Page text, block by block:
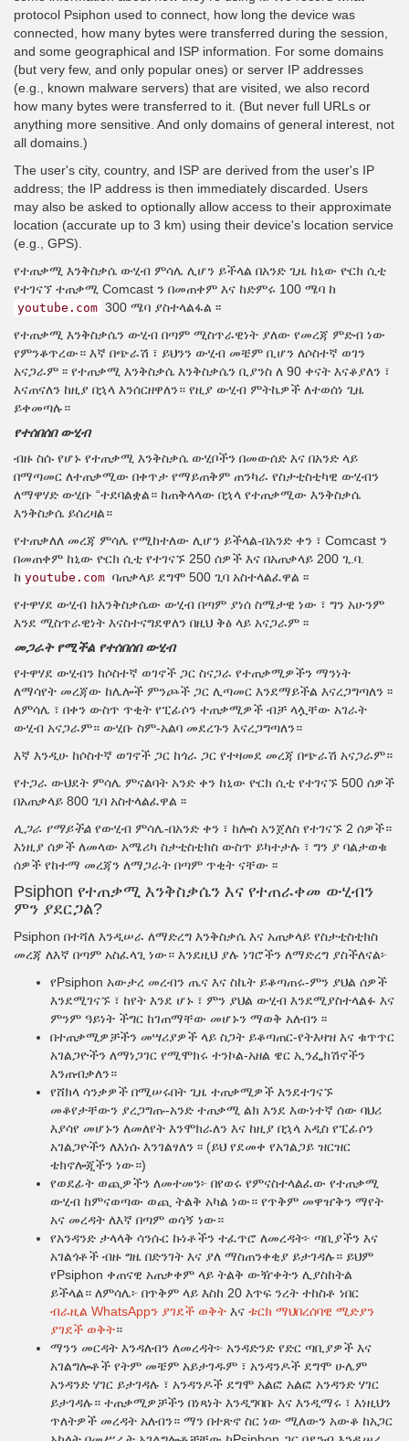
protocol Psiphon used to connect, how long the device was
connected, how many bytes were transferred during the session,
and some geographical and ISP information. For some domains
(but very few, and only popular ones) or server IP addresses
(e.g., known malware servers) that are visited, we also record
how many bytes were transferred to it. (But never full URLs or
anything more sensitive. And only domains of general interest, not
all domains.)
The user's city, country, and ISP are derived from the user's IP
address; the IP address is then immediately discarded. Users
may also be asked to optionally allow access to their approximate
location (accurate up to 3 km) using their device's location service
(e.g., GPS).
የተጠቃሚ እንቅስቃሴ ውሂብ ምሳሌ ሊሆን ይችላል በአንድ ጊዜ ከኒው ዮርክ ሲቲ
የተገናኘ ተጠቃሚ Comcast ን በመጠቀም እና ከድምሩ 100 ሜባ ከ
youtube.com 300 ሜባ ያስተላልፋል ፡፡
የተጠቃሚ እንቅስቃሴን ውሂብ በጣም ሚስጥራዊነት ያለው የመረጃ ምድብ ነው
የምንቆጥረው። እኛ በጭራሽ ፣ ይህንን ውሂብ መቼም ቢሆን ለሶስተኛ ወገን
አናጋራም ፡፡ የተጠቃሚ እንቅስቃሴ እንቅስቃሴን ቢያንስ ለ 90 ቀናት እናቆያለን ፣
እናጠናለን ከዚያ በኋላ እንሰርዘዋለን። የዚያ ውሂብ ምትኬዎች ለተወሰነ ጊዜ
ይቀመጣሉ።
የተሰበሰበ ውሂብ
ብዙ ስሱ የሆኑ የተጠቃሚ እንቅስቃሴ ውሂቦችን በመውሰድ እና በአንድ ላይ
በማጣመር ለተጠቃሚው በቀጥታ የማይጠቅም ጠንካራ የስታቲስቲካዊ ውሂብን
ለማዋሃድ ውሂቡ “ተደባልቋል። ከጠቅላላው በኋላ የተጠቃሚው እንቅስቃሴ
እንቅስቃሴ ይሰረዛል።
የተጠቃለለ መረጃ ምሳሌ የሚከተለው ሊሆን ይችላል-በአንድ ቀን ፣ Comcast ን
በመጠቀም ከኒው ዮርክ ሲቲ የተገናኙ 250 ሰዎች እና በአጠቃላይ 200 ጊ.ባ.
ከ youtube.com ባጠቃላይ ደግሞ 500 ጊባ አስተላልፈዋል ፡፡
የተዋሃደ ውሂብ ከእንቅስቃሴው ውሂብ በጣም ያነሰ ስሜታዊ ነው ፣ ግን አሁንም
እንደ ሚስጥራዊነት እናስተናግደዋለን በዚህ ቅፅ ላይ አናጋራም ፡፡
መጋራት የሚችል የተሰበሰበ ውሂብ
የተዋሃደ ውሂብን ከሶስተኛ ወገኖች ጋር ስናጋራ የተጠቃሚዎችን ማንነት
ለማሳየት መረጃው ከሌሎች ምንጮች ጋር ሊጣመር እንደማይችል እናረጋግጣለን ፡፡
ለምሳሌ ፣ በቀን ውስጥ ጥቂት የፒፊሶን ተጠቃሚዎች ብቻ ላሏቸው አገራት
ውሂብ አናጋራም። ውሂቡ ስም-አልባ መደረጉን እናረጋግጣለን።
እኛ እንዲሁ ከሶስተኛ ወገኖች ጋር ከጎራ ጋር የተዛመደ መረጃ በጭራሽ አናጋራም።
የተጋራ ውህደት ምሳሌ ምናልባት አንድ ቀን ከኒው ዮርክ ሲቲ የተገናኙ 500 ሰዎች
በአጠቃላይ 800 ጊባ አስተላልፈዋል ፡፡
ሊጋራ የማይችል የውሂብ ምሳሌ-በአንድ ቀን ፣ ከሎስ አንጀለስ የተገናኙ 2 ሰዎች።
እነዚያ ሰዎች ለመላው አሜሪካ ስታቲስቲክስ ውስጥ ይካተታሉ ፣ ግን ያ ባልታወቁ
ሰዎች የከተማ መረጃን ለማጋራት በጣም ጥቂት ናቸው ፡፡
Psiphon የተጠቃሚ እንቅስቃሴን እና የተጠራቀመ ውሂብን
ምን ያደርጋል?
Psiphon በተሻለ እንዲሠራ ለማድረግ እንቅስቃሴ እና አጠቃላይ የስታቲስቲክስ
መረጃ ለእኛ በጣም አስፈላጊ ነው። እንደዚህ ያሉ ነገሮችን ለማድረግ ያስችለናል፦
የPsiphon አውታረ መረብን ጤና እና ስኬት ይቆጣጠሩ-ምን ያህል ሰዎች
እንደሚገናኙ ፣ ከየት እንደ ሆኑ ፣ ምን ያህል ውሂብ እንደሚያስተላልፉ እና
ምንም ዓይነት ችግር ከገጠማቸው መሆኑን ማወቅ አለብን ፡፡
በተጠቃሚዎቻችን መሣሪያዎች ላይ ስጋት ይቆጣጠር-የትእዛዝ እና ቁጥጥር
አገልጋዮችን ለማነጋገር የሚሞክሩ ተንኮል-አዘል ዌር ኢንፌክሽኖችን
እንጠብቃለን።
የሸክላ ሳንቃዎች በሚሠሩበት ጊዜ ተጠቃሚዎች እንደተገናኙ
መቆየታቸውን ያረጋግጡ-አንድ ተጠቃሚ ልክ እንደ እውነተኛ ሰው ባህሪ
እያሳየ መሆኑን ለመለየት እንሞክራለን እና ከዚያ በኋላ አዲስ የፒፊሶን
አገልጋዮችን ለእነሱ እንገልፃለን ፡፡ (ይህ የደመቀ የአገልጋይ ዝርዝር
ቴክኖሎጂችን ነው።)
የወደፊት ወጪዎችን ለመተመን፦ በየወሩ የምናስተላልፈው የተጠቃሚ
ውሂብ ከምናወጣው ወጪ ትልቅ አካል ነው። የጥቅም መዋዠቅን ማየት
አና መረዳት ለእኛ በጣም ወሳኝ ነው።
የአንዳንድ ታላላቅ ሳንሱር ኩነቶችን ተፈጥሮ ለመረዳት፦ ጣቢያችን እና
አገልጎቶች ብዙ ግዜ በድንገት እና ያለ ማስጠንቀቂያ ይታገዳሉ። ይህም
የPsiphon ቀጠናዊ አጠቃቀም ላይ ትልቅ ውዥቀትን ሊያስከትል
ይችላል። ለምሳሌ፦ በጥቅም ላይ እስከ 20 እጥፍ ንረት ተከስቶ ነበር
ብራዚል WhatsAppን ያገደች ወቅት እና ቱርክ ማህበረሰባዊ ሚድያን
ያገደች ወቅት።
ማንን መርዳት እንዳለብን ለመረዳት፦ አንዳድንድ የድር ጣቢያዎች እና
አገልግሎቶች የትም መቼም አይታገዱም ፣ አንዳንዶች ደግሞ ሁሌም
አንዳንድ ሃገር ይታገዳሉ ፣ አንዳንዶች ደግሞ አልፎ አልፎ አንዳንድ ሃገር
ይታገዳሉ። ተጠቃሚዎቻችን በነጻነት እንዲግባቡ እና እንዲማሩ ፣ እነዚህን
ጥለትዎች መረዳት አለብን። ማን በተጽኖ ስር ነው ሚለውን አውቆ ከአጋር